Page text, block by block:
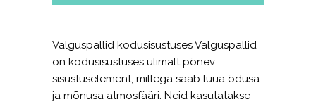
Valguspallid kodusisustuses Valguspallid
on kodusisustuses ülimalt põnev
sisustuselement, millega saab luua õdusa
ja mõnusa atmosfääri. Neid kasutatakse